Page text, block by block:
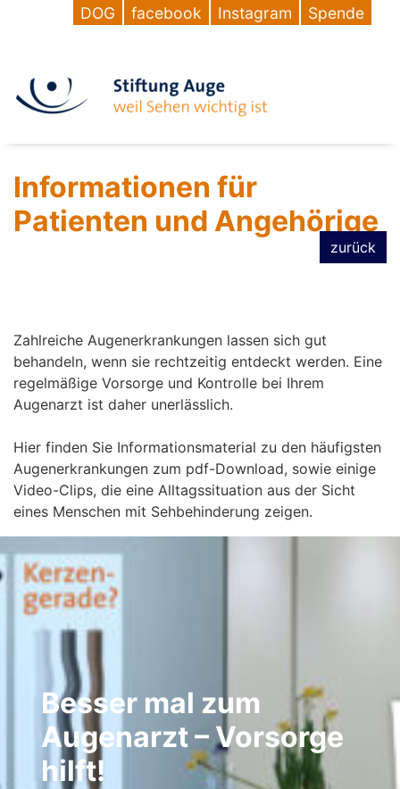
DOG facebook Instagram Spende
Informationen für
Patienten und Angehörige
zurück
Zahlreiche Augenerkrankungen lassen sich gut
behandeln, wenn sie rechtzeitig entdeckt werden. Eine
regelmäßige Vorsorge und Kontrolle bei Ihrem
Augenarzt ist daher unerlässlich.
Hier finden Sie Informationsmaterial zu den häufigsten
Augenerkrankungen zum pdf-Download, sowie einige
Video-Clips, die eine Alltagssituation aus der Sicht
eines Menschen mit Sehbehinderung zeigen.
Besser mal zum
Augenarzt – Vorsorge
hilft!